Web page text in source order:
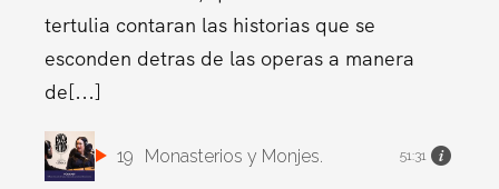
tertulia contaran las historias que se
esconden detras de las operas a manera
de[...]
19 Monasterios y Monjes. 51:31